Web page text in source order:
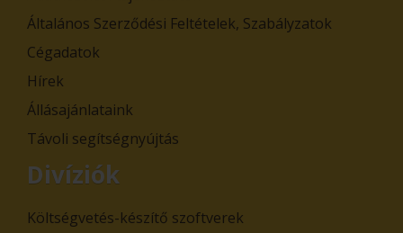
Általános Szerződési Feltételek, Szabályzatok
Cégadatok
Hírek
Állásajánlataink
Távoli segítségnyújtás
Divíziók
Költségvetés-készítő szoftverek